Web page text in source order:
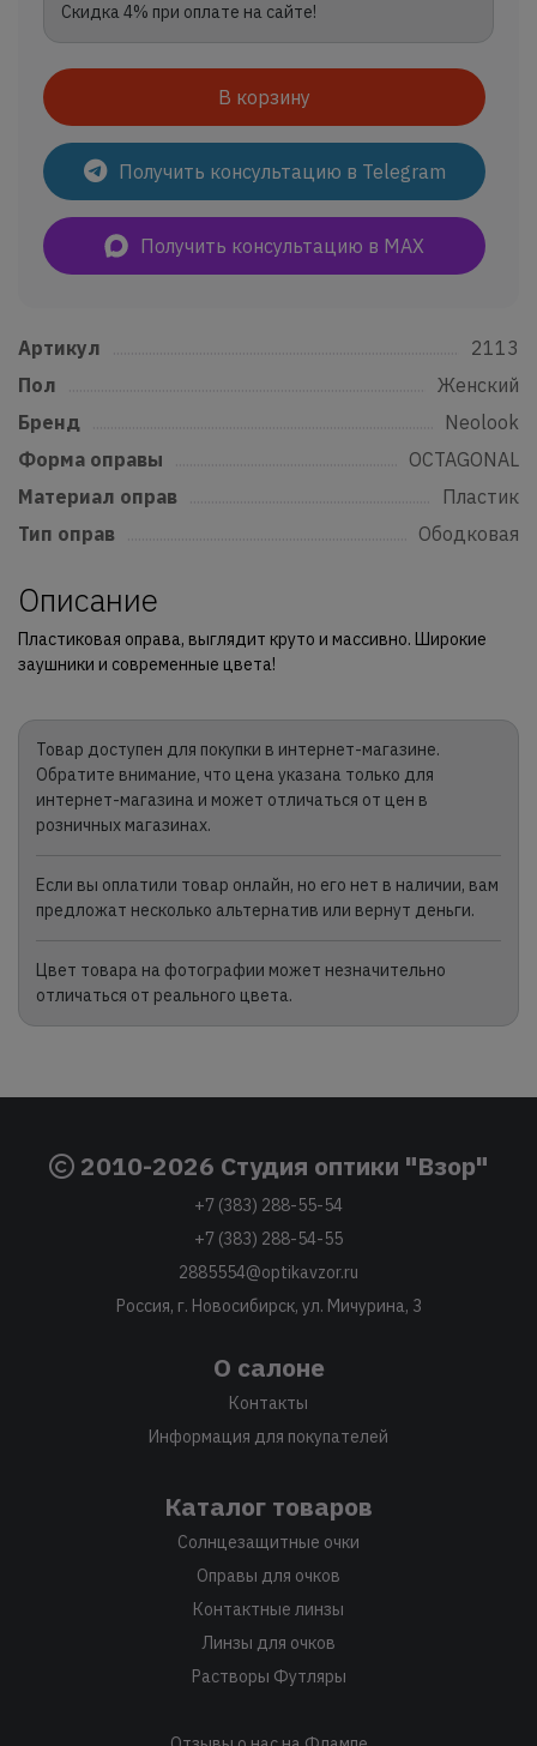
Скидка 4% при оплате на сайте!
В корзину
Получить консультацию в Telegram
Получить консультацию в MAX
Артикул
2113
Пол
Женский
Бренд
Neolook
Форма оправы
OCTAGONAL
Материал оправ
Пластик
Тип оправ
Ободковая
Описание
Пластиковая оправа, выглядит круто и массивно. Широкие
заушники и современные цвета!
Товар доступен для покупки в интернет-магазине.
Обратите внимание, что цена указана только для
интернет-магазина и может отличаться от цен в
розничных магазинах.
Если вы оплатили товар онлайн, но его нет в наличии, вам
предложат несколько альтернатив или вернут деньги.
Цвет товара на фотографии может незначительно
отличаться от реального цвета.
2010-2026 Студия оптики "Взор"
+7 (383) 288-55-54
+7 (383) 288-54-55
2885554@optikavzor.ru
Россия, г. Новосибирск, ул. Мичурина, 3
О салоне
Контакты
Информация для покупателей
Каталог товаров
Солнцезащитные очки
Оправы для очков
Контактные линзы
Линзы для очков
Растворы Футляры